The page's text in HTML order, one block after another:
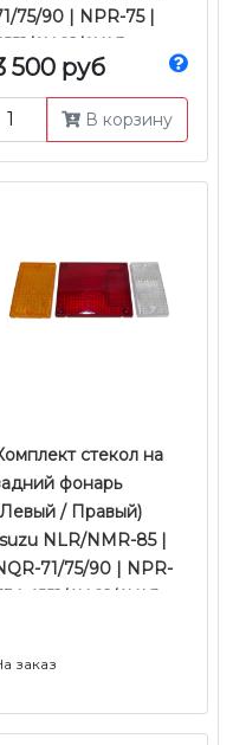
75/90 | NPR-75 |
4JJ1/4HG1/4HK1
2/3/4/5 | Ootoko
500 руб
В корзину
стекол на
фонарь
/ Правый)
NLR/NMR-85 |
71/75/90 | NPR-
| 4JJ1/4HG1/4HK1
заказ